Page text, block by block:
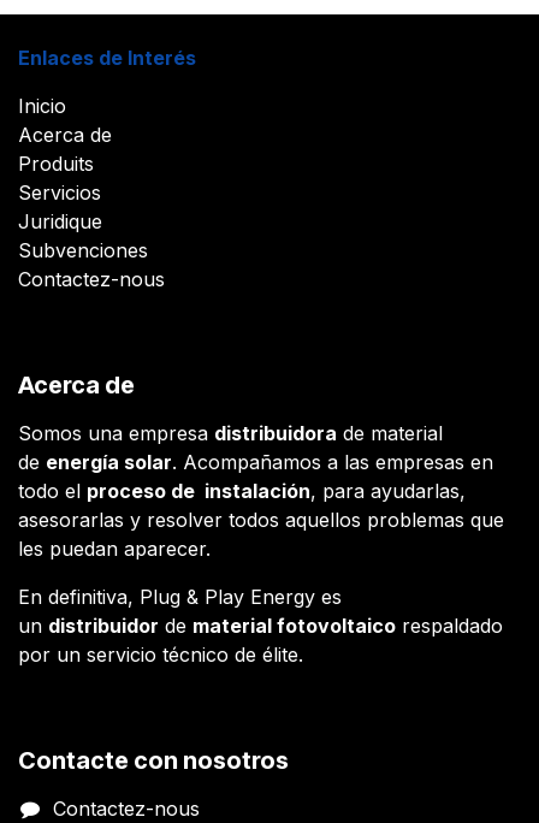
Enlaces de Interés
Inicio
Acerca de
Produits
Servicios
Juridique
Subvenciones
Contactez-nous
Acerca de
Somos una empresa distribuidora de material
de energía solar. Acompañamos a las empresas en
todo el proceso de instalación, para ayudarlas,
asesorarlas y resolver todos aquellos problemas que
les puedan aparecer.
En definitiva, Plug & Play Energy es
un distribuidor de material fotovoltaico respaldado
por un servicio técnico de élite.
Contacte con nosotros
Contactez-nous